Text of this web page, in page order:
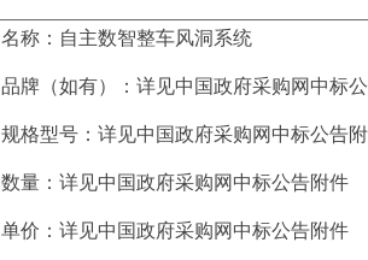
名称： 自主数智整车风洞系统
品牌（如有）： 详见中国政府采购网中标
规格型号： 详见中国政府采购网中标公告
数量： 详见中国政府采购网中标公告附件
单价： 详见中国政府采购网中标公告附件